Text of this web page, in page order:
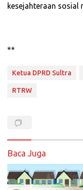
kesejahteraan sosial
**
Ketua DPRD Sultra
RTRW
Baca Juga